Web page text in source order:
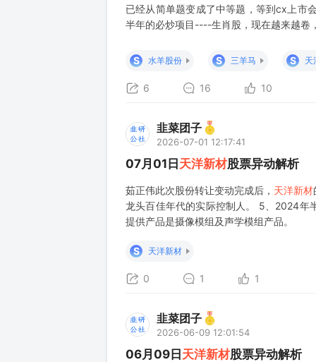
已经从简单题变成了中等题，等到cx上市
半年的必炒项目----生肖股，现在越来越卷
老师们归到羊字辈，对标23年圣龙股份哈
份：核心布局光
S 水羊股份 S 三羊马 S 天
6 16 10
韭菜团子
2026-07-01 12:17:41
07月01日 天洋新材股票异动解析
茹正伟此次股份转让变动完成后， 天洋新材
龙头百佳年代的实际控制人。 5、2024年
提供产品是摄像模组及声学模组产品。
S 天洋新材
0 1 1
韭菜团子
2026-06-09 12:01:54
06月09日 天洋新材股票异动解析